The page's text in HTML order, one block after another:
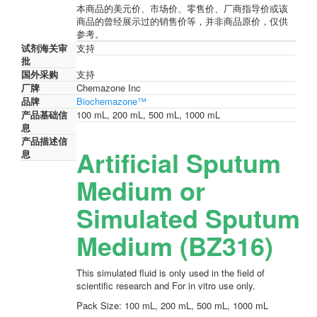
本商品的美元价、市场价、零售价、厂商指导价或该
商品的曾经展示过的销售价等，并非商品原价，仅供
参考。
试剂海关审
批
支持
国外采购
支持
厂牌
Chemazone Inc
品牌
Biochemazone™
产品基础信
息
100 mL, 200 mL, 500 mL, 1000 mL
产品描述信
息
Artificial Sputum
Medium or
Simulated Sputum
Medium (BZ316)
This simulated fluid is only used in the field of
scientific research and For in vitro use only.
Pack Size: 100 mL, 200 mL, 500 mL, 1000 mL